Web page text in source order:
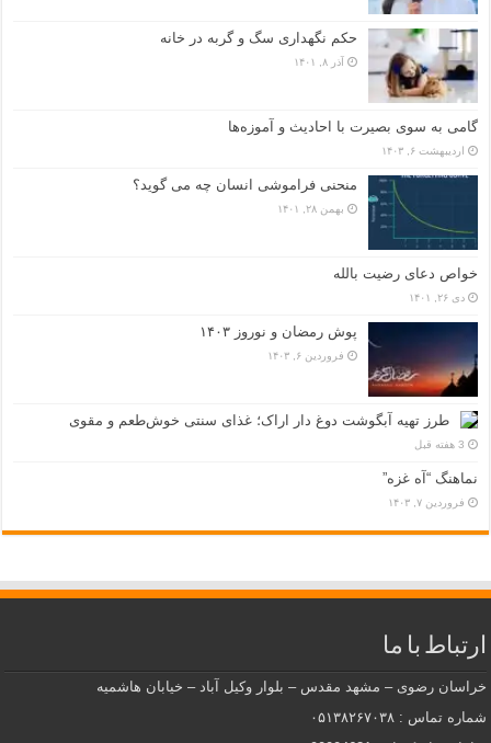
حکم نگهداری سگ و گربه در خانه
آذر ۸, ۱۴۰۱
گامی به سوی بصیرت با احادیث و آموزه‌ها
اردیبهشت ۶, ۱۴۰۳
منحنی فراموشی انسان چه می گوید؟
بهمن ۲۸, ۱۴۰۱
خواص دعای رضیت بالله
دی ۲۶, ۱۴۰۱
پوش رمضان و نوروز ۱۴۰۳
فروردین ۶, ۱۴۰۳
طرز تهیه آبگوشت دوغ دار اراک؛ غذای سنتی خوش‌طعم و مقوی
3 هفته قبل
نماهنگ “آه غزه”
فروردین ۷, ۱۴۰۳
ارتباط با ما
خراسان رضوی – مشهد مقدس – بلوار وکیل آباد – خیابان هاشمیه
شماره تماس : ۰۵۱۳۸۲۶۷۰۳۸